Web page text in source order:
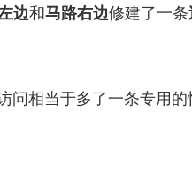
边和马路右边修建了一条
问相当于多了一条专用